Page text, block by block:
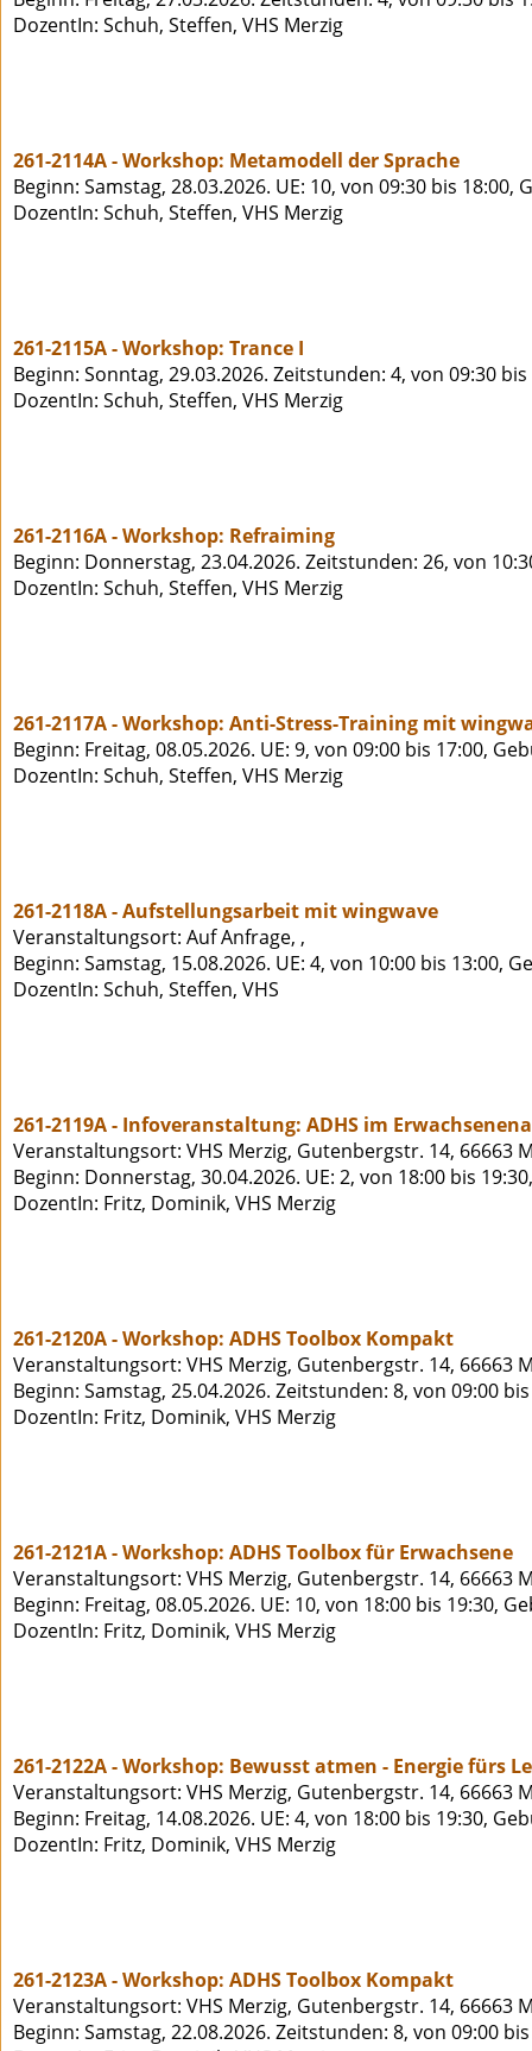
DozentIn: Schuh, Steffen, VHS Merzig
261-2114A - Workshop: Metamodell der Sprache
Beginn: Samstag, 28.03.2026. UE: 10, von 09:30 bis 18:00,
DozentIn: Schuh, Steffen, VHS Merzig
261-2115A - Workshop: Trance I
Beginn: Sonntag, 29.03.2026. Zeitstunden: 4, von 09:30
DozentIn: Schuh, Steffen, VHS Merzig
261-2116A - Workshop: Refraiming
Beginn: Donnerstag, 23.04.2026. Zeitstunden: 26, von
DozentIn: Schuh, Steffen, VHS Merzig
261-2117A - Workshop: Anti-Stress-Training mit
Beginn: Freitag, 08.05.2026. UE: 9, von 09:00 bis 17:00,
DozentIn: Schuh, Steffen, VHS Merzig
261-2118A - Aufstellungsarbeit mit wingwave
Veranstaltungsort: Auf Anfrage, ,
Beginn: Samstag, 15.08.2026. UE: 4, von 10:00 bis 13:00,
DozentIn: Schuh, Steffen, VHS
261-2119A - Infoveranstaltung: ADHS im
Veranstaltungsort: VHS Merzig, Gutenbergstr. 14, 66663
Beginn: Donnerstag, 30.04.2026. UE: 2, von 18:00 bis
DozentIn: Fritz, Dominik, VHS Merzig
261-2120A - Workshop: ADHS Toolbox Kompakt
Veranstaltungsort: VHS Merzig, Gutenbergstr. 14, 66663
Beginn: Samstag, 25.04.2026. Zeitstunden: 8, von 09:00
DozentIn: Fritz, Dominik, VHS Merzig
261-2121A - Workshop: ADHS Toolbox für Erwachsene
Veranstaltungsort: VHS Merzig, Gutenbergstr. 14, 66663
Beginn: Freitag, 08.05.2026. UE: 10, von 18:00 bis 19:30,
DozentIn: Fritz, Dominik, VHS Merzig
261-2122A - Workshop: Bewusst atmen - Energie fürs
Veranstaltungsort: VHS Merzig, Gutenbergstr. 14, 66663
Beginn: Freitag, 14.08.2026. UE: 4, von 18:00 bis 19:30,
DozentIn: Fritz, Dominik, VHS Merzig
261-2123A - Workshop: ADHS Toolbox Kompakt
Veranstaltungsort: VHS Merzig, Gutenbergstr. 14, 66663
Beginn: Samstag, 22.08.2026. Zeitstunden: 8, von 09:00